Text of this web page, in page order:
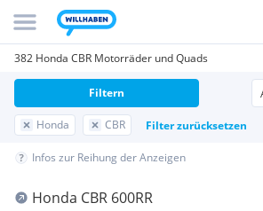
382 Honda CBR Motorräder und Quads
Honda CBR Filter zurücksetzen
Filtern
Infos zur Reihung der Anzeigen
Honda CBR 600RR